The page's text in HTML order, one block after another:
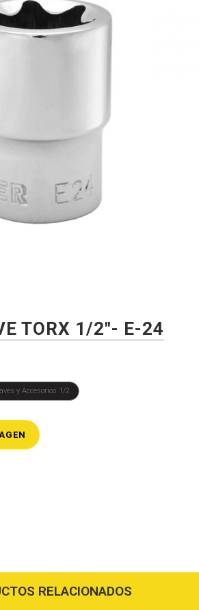
TORX 1/2″- E-24
y Accesorios 1/2
RELACIONADOS